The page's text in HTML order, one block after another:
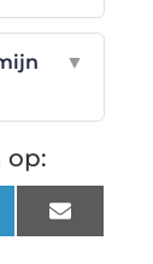
▼
op:
Email